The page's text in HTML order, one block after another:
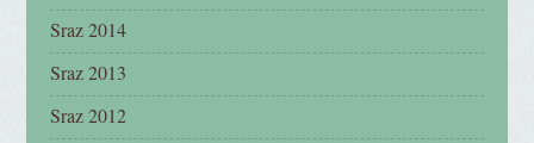
Sraz 2014
Sraz 2013
Sraz 2012